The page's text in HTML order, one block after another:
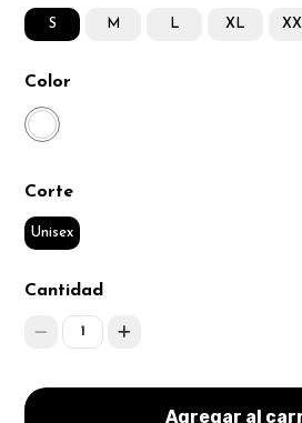
S M L XL
Color
Corte
Unisex
Cantidad
1
Agregar al